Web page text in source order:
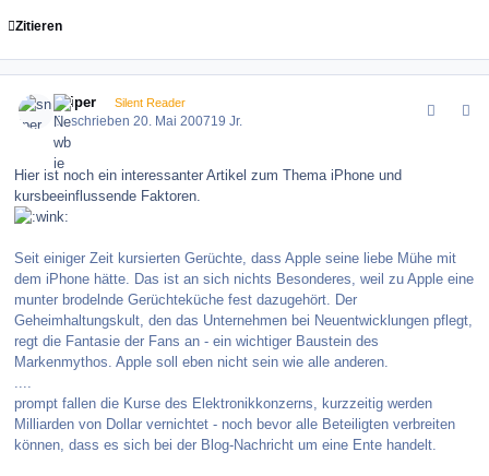
Zitieren
sniper Silent Reader
Geschrieben20. Mai 200719 Jr.
Hier ist noch ein interessanter Artikel zum Thema iPhone und
kursbeeinflussende Faktoren.
Seit einiger Zeit kursierten Gerüchte, dass Apple seine liebe Mühe mit
dem iPhone hätte. Das ist an sich nichts Besonderes, weil zu Apple eine
munter brodelnde Gerüchteküche fest dazugehört. Der
Geheimhaltungskult, den das Unternehmen bei Neuentwicklungen pflegt,
regt die Fantasie der Fans an - ein wichtiger Baustein des
Markenmythos. Apple soll eben nicht sein wie alle anderen.
prompt fallen die Kurse des Elektronikkonzerns, kurzzeitig werden
Milliarden von Dollar vernichtet - noch bevor alle Beteiligten verbreiten
können, dass es sich bei der Blog-Nachricht um eine Ente handelt.